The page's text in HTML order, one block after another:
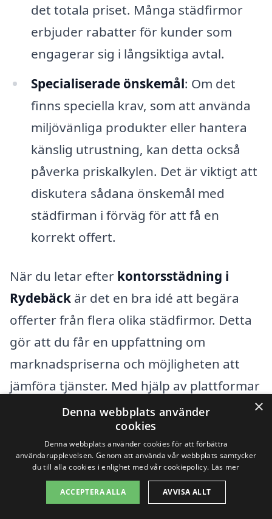
det totala priset. Många städfirmor
erbjuder rabatter för kunder som
engagerar sig i långsiktiga avtal.
Specialiserade önskemål: Om det
finns speciella krav, som att använda
miljövänliga produkter eller hantera
känslig utrustning, kan detta också
påverka priskalkylen. Det är viktigt att
diskutera sådana önskemål med
städfirman i förväg för att få en
korrekt offert.
När du letar efter kontorsstädning i
Rydebäck är det en bra idé att begära
offerter från flera olika städfirmor. Detta
gör att du får en uppfattning om
marknadspriserna och möjligheten att
jämföra tjänster. Med hjälp av plattformar
xn--kontorsstdning-pris-owb.se
du enkelt hitta lokala företag och få
skräddarsydda offerter som passar dina
behov.
×
Denna webbplats använder
cookies
Denna webbplats använder cookies för att förbättra
användarupplevelsen. Genom att använda vår webbplats samtycker
du till alla cookies i enlighet med vår cookiepolicy. Läs mer
ACCEPTERA ALLA AVVISA ALLT